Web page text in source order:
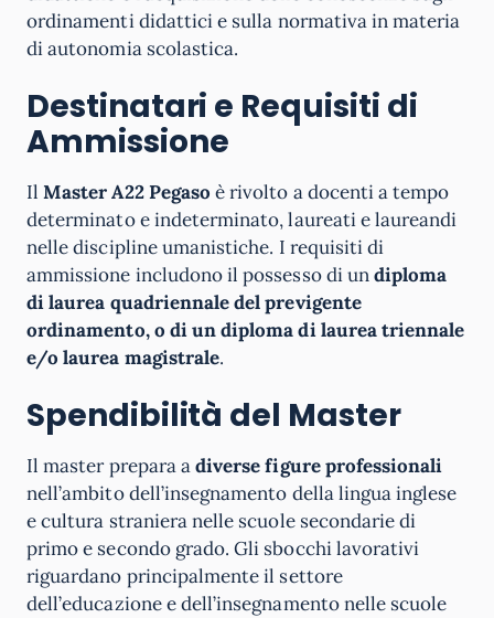
ordinamenti didattici e sulla normativa in materia
di autonomia scolastica.
Destinatari e Requisiti di
Ammissione
IlMaster A22 Pegaso è rivolto a docenti a tempo
determinato e indeterminato, laureati e laureandi
nelle discipline umanistiche. I requisiti di
ammissione includono il possesso di undiploma
di laurea quadriennale del previgente
ordinamento, o di un diploma di laurea triennale
e/o laurea magistrale.
Spendibilità del Master
Il master prepara adiverse figure professionali
nell’ambito dell’insegnamento della lingua inglese
e cultura straniera nelle scuole secondarie di
primo e secondo grado. Gli sbocchi lavorativi
riguardano principalmente il settore
dell’educazione e dell’insegnamento nelle scuole